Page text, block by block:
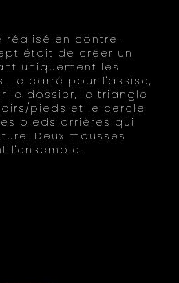
réalisé en contre-
était de créer un
uniquement les
Le carré pour l'assise,
le dossier, le triangle
pieds et le cercle
pieds arrières qui
Deux mousses
l'ensemble.